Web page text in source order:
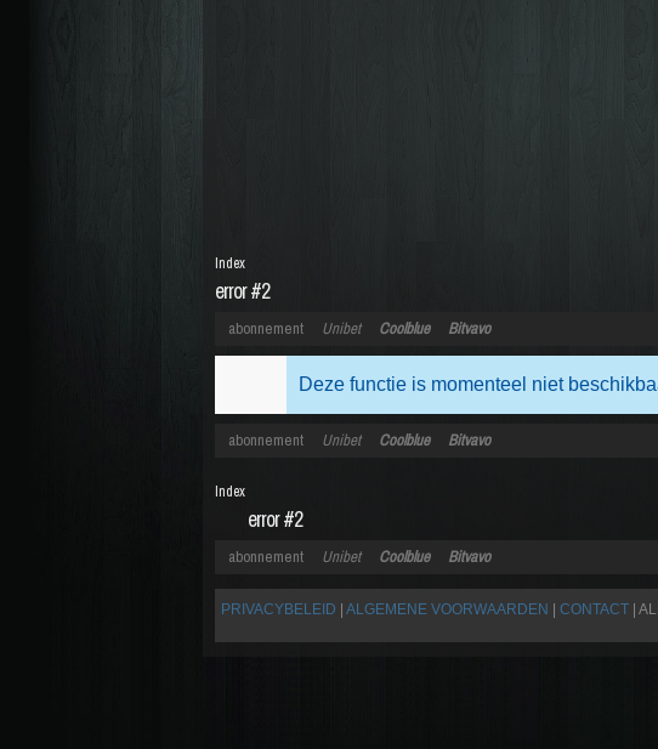
error #2
Index
abonnement Unibet Coolblue Bitvavo
Deze functie is momenteel niet
abonnement Unibet Coolblue Bitvavo
error #2
Index
abonnement Unibet Coolblue Bitvavo
PRIVACYBELEID ALGEMENE VOORWAARDEN CONTACT |